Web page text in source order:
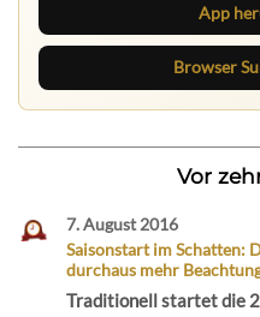
App
Browser
Vor
7. August 2016
Saisonstart im Schatten:
durchaus mehr
Traditionell startet die